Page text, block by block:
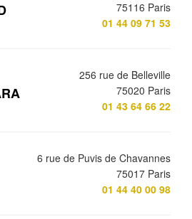
75116 Paris
01 44 09 71 53
256 rue de Belleville
75020 Paris
01 43 64 66 22
6 rue de Puvis de Chavannes
75017 Paris
01 44 40 00 98